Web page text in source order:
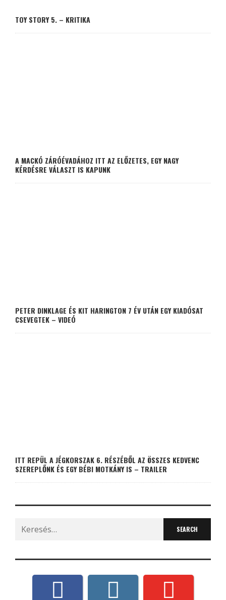
TOY STORY 5. – KRITIKA
A MACKÓ ZÁRÓÉVADÁHOZ ITT AZ ELŐZETES, EGY NAGY
KÉRDÉSRE VÁLASZT IS KAPUNK
PETER DINKLAGE ÉS KIT HARINGTON 7 ÉV UTÁN EGY KIADÓSAT
CSEVEGTEK – VIDEÓ
ITT REPÜL A JÉGKORSZAK 6. RÉSZÉBŐL AZ ÖSSZES KEDVENC
SZEREPLŐNK ÉS EGY BÉBI MOTKÁNY IS – TRAILER
Search
for: